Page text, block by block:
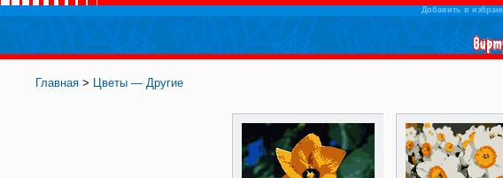
Добавить в
Главная > Цветы — Другие